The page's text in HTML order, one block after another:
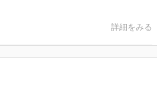
詳細をみる